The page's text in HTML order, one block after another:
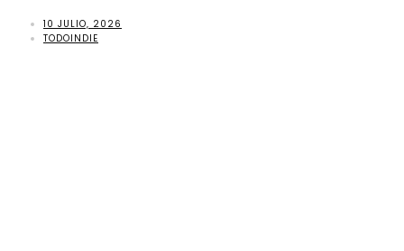
10 JULIO, 2026
TODOINDIE